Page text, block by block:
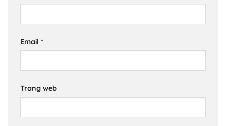
Email *
Trang web